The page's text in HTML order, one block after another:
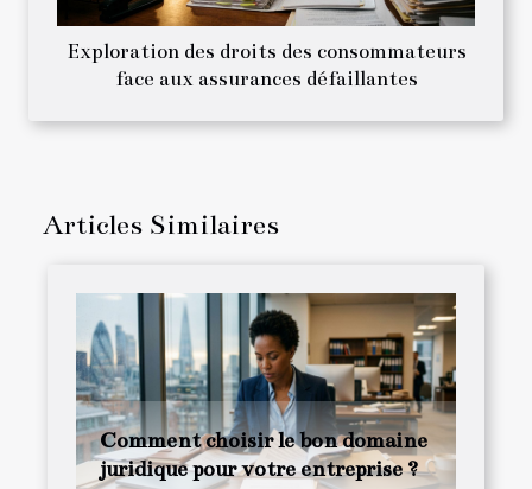
Exploration des droits des consommateurs
face aux assurances défaillantes
Articles Similaires
Comment choisir le bon domaine
juridique pour votre entreprise ?